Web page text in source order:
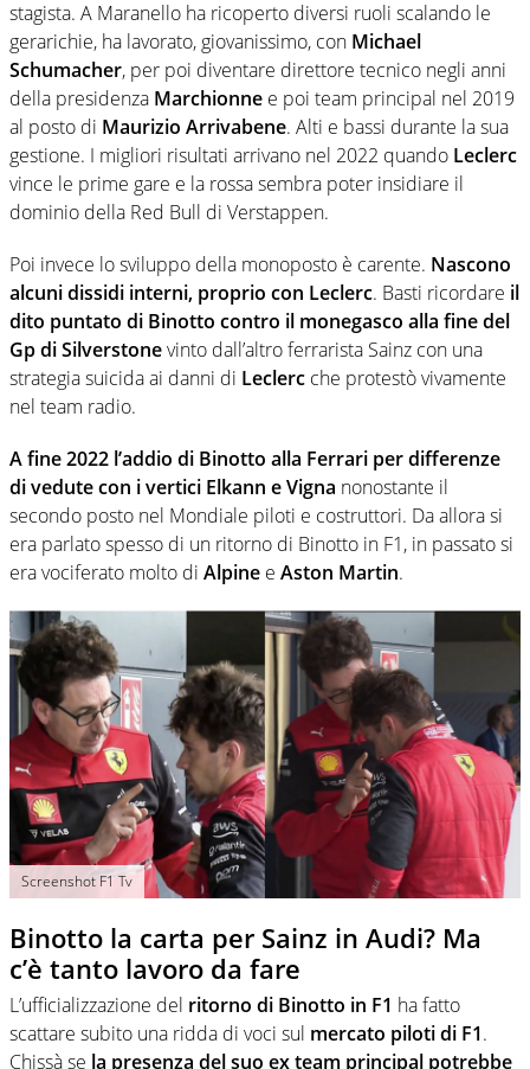
stagista. A Maranello ha ricoperto diversi ruoli scalando le
gerarichie, ha lavorato, giovanissimo, con Michael
Schumacher, per poi diventare direttore tecnico negli anni
della presidenza Marchionne e poi team principal nel 2019
al posto di Maurizio Arrivabene. Alti e bassi durante la sua
gestione. I migliori risultati arrivano nel 2022 quando Leclerc
vince le prime gare e la rossa sembra poter insidiare il
dominio della Red Bull di Verstappen.
Poi invece lo sviluppo della monoposto è carente. Nascono
alcuni dissidi interni, proprio con Leclerc. Basti ricordare il
dito puntato di Binotto contro il monegasco alla fine del
Gp di Silverstonevinto dall’altro ferrarista Sainz con una
strategia suicida ai danni di Leclerc che protestò vivamente
nel team radio.
A fine 2022 l’addio di Binotto alla Ferrari per differenze
di vedute con i vertici Elkann e Vigna nonostante il
secondo posto nel Mondiale piloti e costruttori. Da allora si
era parlato spesso di un ritorno di Binotto in F1, in passato si
era vociferato molto di Alpine e Aston Martin.
Screenshot F1 Tv
Binotto la carta per Sainz in Audi? Ma
c’è tanto lavoro da fare
L’ufficializzazione del ritorno di Binotto in F1 ha fatto
scattare subito una ridda di voci sul mercato piloti di F1.
Chissà se la presenza del suo ex team principal potrebbe